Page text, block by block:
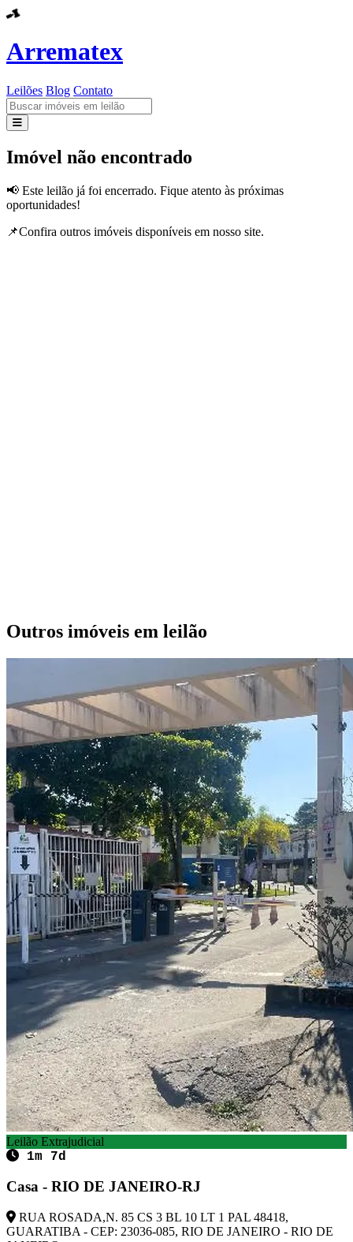
Arrematex
Leilões Blog Contato
Leilões
Imóvel não encontrado
📢 Este leilão já foi encerrado. Fique atento às próximas
oportunidades!
📌Confira outros imóveis disponíveis em nosso site.
Outros imóveis em leilão
Leilão Extrajudicial
1m 7d
Casa - RIO DE JANEIRO-RJ
RUA ROSADA,N. 85 CS 3 BL 10 LT 1 PAL 48418,
GUARATIBA - CEP: 23036-085, RIO DE JANEIRO - RIO DE